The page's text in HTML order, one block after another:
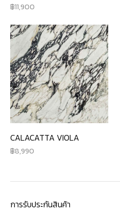
11,900
CALACATTA VIOLA
8,990
การรับประกันสินค้า